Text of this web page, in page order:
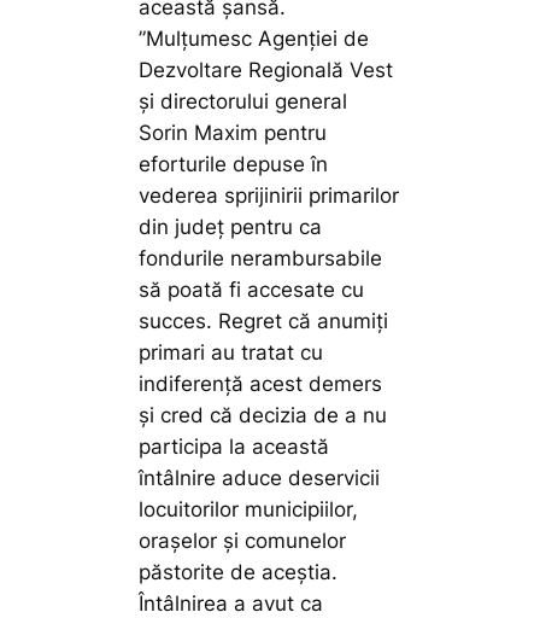
această șansă.
”Mulțumesc Agenției de
Dezvoltare Regională Vest
și directorului general
Sorin Maxim pentru
eforturile depuse în
vederea sprijinirii primarilor
din județ pentru ca
fondurile nerambursabile
să poată fi accesate cu
succes. Regret că anumiți
primari au tratat cu
indiferență acest demers
și cred că decizia de a nu
participa la această
întâlnire aduce deservicii
locuitorilor municipiilor,
orașelor și comunelor
păstorite de aceștia.
Întâlnirea a avut ca